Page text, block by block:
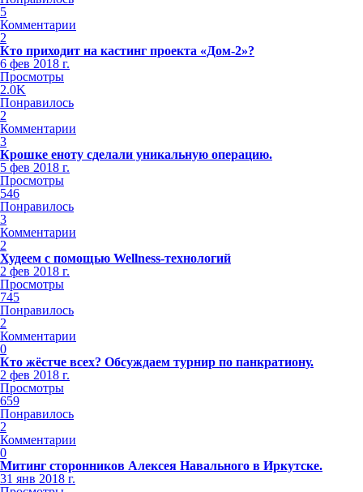
5
Комментарии
2
Кто приходит на кастинг проекта «Дом-2»?
6 фев 2018 г.
Просмотры
2.0K
Понравилось
2
Комментарии
3
Крошке еноту сделали уникальную операцию.
5 фев 2018 г.
Просмотры
546
Понравилось
3
Комментарии
2
Худеем с помощью Wellness-технологий
2 фев 2018 г.
Просмотры
745
Понравилось
2
Комментарии
0
Кто жёстче всех? Обсуждаем турнир по панкратиону.
2 фев 2018 г.
Просмотры
659
Понравилось
2
Комментарии
0
Митинг сторонников Алексея Навального в Иркутске.
31 янв 2018 г.